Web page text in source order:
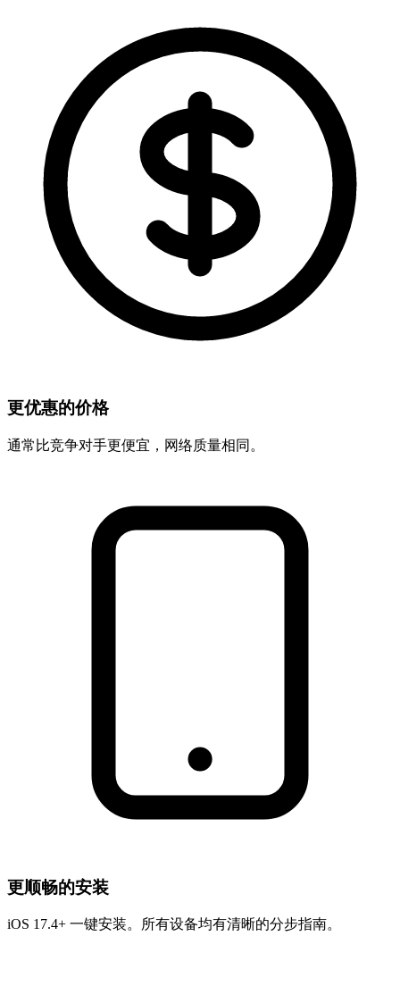
更优惠的价格
通常比竞争对手更便宜，网络质量相同。
更顺畅的安装
iOS 17.4+ 一键安装。所有设备均有清晰的分步指南。